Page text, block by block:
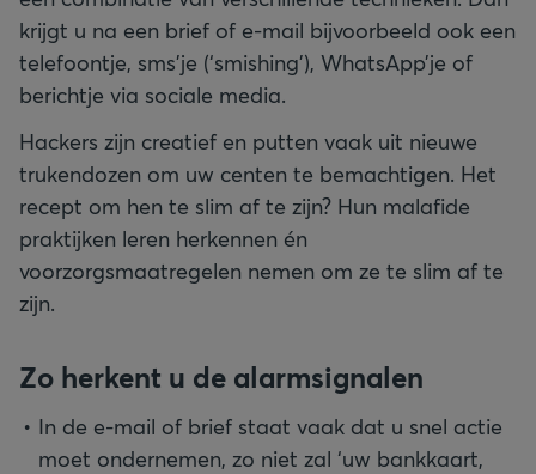
krijgt u na een brief of e-mail bijvoorbeeld ook een
telefoontje, sms’je (‘smishing’), WhatsApp’je of
berichtje via sociale media.
Hackers zijn creatief en putten vaak uit nieuwe
trukendozen om uw centen te bemachtigen. Het
recept om hen te slim af te zijn? Hun malafide
praktijken leren herkennen én
voorzorgsmaatregelen nemen om ze te slim af te
zijn.
Zo herkent u de alarmsignalen
In de e-mail of brief staat vaak dat u snel actie
moet ondernemen, zo niet zal ‘uw bankkaart,